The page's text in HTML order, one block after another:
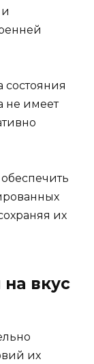
состояния
не имеет
их
вкус
их